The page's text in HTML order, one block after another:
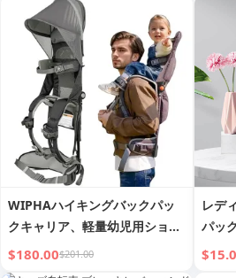
ース
WIPHAハイキングバックパッ
クキャリア、軽量幼児用ショル
ダーキャリア、サンシェード、
サドル幼児用バックパック付き
$180.00$201.00
レデ
パック